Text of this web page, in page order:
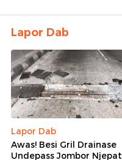
Lapor Dab
Lapor Dab
Awas! Besi Gril Drainase
Undepass Jombor Njepat